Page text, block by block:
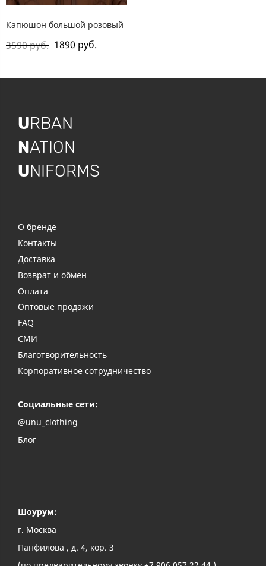
Капюшон большой розовый
3590 руб. 1890 руб.
URBAN
NATION
UNIFORMS
О бренде
Контакты
Доставка
Возврат и обмен
Оплата
Оптовые продажи
FAQ
СМИ
Благотворительность
Корпоративное сотрудничество
Социальные сети:
@unu_clothing
Блог
Шоурум:
г. Москва
Панфилова , д. 4, кор. 3